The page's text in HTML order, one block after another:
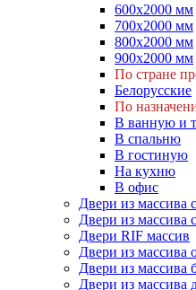
600х2000 мм
700х2000 мм
800х2000 мм
900х2000 мм
По стране
Белорусские
По
В ванную и
В спальню
В гостиную
На кухню
В офис
Двери из массива
Двери из массива
Двери RIF массив
Двери из массива
Двери из массива
Двери из массива